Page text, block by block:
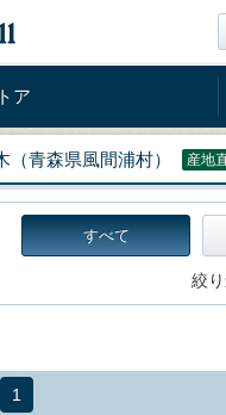
ア
（青森県風間浦村） 産地
すべて
絞
1